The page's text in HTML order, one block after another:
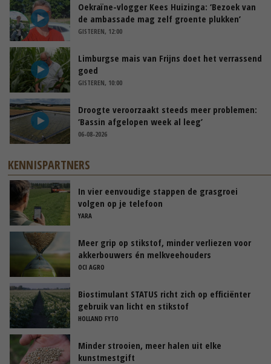
Oekraïne-vlogger Kees Huizinga: ‘Bezoek van
de ambassade mag zelf groente plukken’
GISTEREN, 12:00
Limburgse mais van Frijns doet het verrassend
goed
GISTEREN, 10:00
Droogte veroorzaakt steeds meer problemen:
‘Bassin afgelopen week al leeg’
06-08-2026
KENNISPARTNERS
In vier eenvoudige stappen de grasgroei
volgen op je telefoon
YARA
Meer grip op stikstof, minder verliezen voor
akkerbouwers én melkveehouders
OCI AGRO
Biostimulant STATUS richt zich op efficiënter
gebruik van licht en stikstof
HOLLAND FYTO
Minder strooien, meer halen uit elke
kunstmestgift